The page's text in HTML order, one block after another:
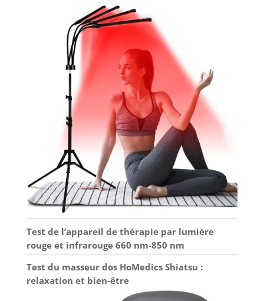
saine, mais la
plupart des gens
n'en tirent pas
assez de la lumière
naturelle. Pour
tout festival
comme Noël,
Thanksgiving, la
fête des mères, la
fête des pères ou
la Saint-Valentin,
un anniversaire, le
Nouvel An. Cette
thérapie par
lumière infrarouge
est un cadeau
idéal pour la
famille, les amis et
les collègues.
Garantie et service
client : n'hésitez
pas à nous
avez des
thérapie par
lumière rouge
GMOWNW pour le
corps dispose de 5
niveaux de réglage
de la luminosité
avec des plages de
température
correspondantes.
Équipé d'un
réglage de
minuterie à 6
niveaux (10-90
minutes) pour vous
aider à régler le
temps de
thérapie par
lumière rouge offre
trois modes : mode
Test de l’appareil de thérapie par lumière
rouge et infrarouge 660 nm-850 nm
Test du masseur dos HoMedics Shiatsu :
relaxation et bien-être